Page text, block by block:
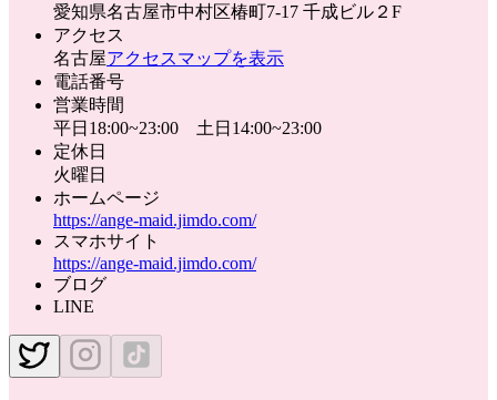
愛知県名古屋市中村区椿町7-17 千成ビル２F
アクセス
名古屋アクセスマップを表示
電話番号
営業時間
平日18:00~23:00 土日14:00~23:00
定休日
火曜日
ホームページ
https://ange-maid.jimdo.com/
スマホサイト
https://ange-maid.jimdo.com/
ブログ
LINE